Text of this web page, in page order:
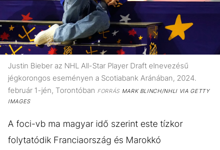
Justin Bieber az NHL All-Star Player Draft elnevezésű
jégkorongos eseményen a Scotiabank Aránában, 2024.
február 1-jén, Torontóban FORRÁSMARK BLINCH/NHLI VIA GETTY
IMAGES
A foci-vb ma magyar idő szerint este tízkor
folytatódik Franciaország és Marokkó